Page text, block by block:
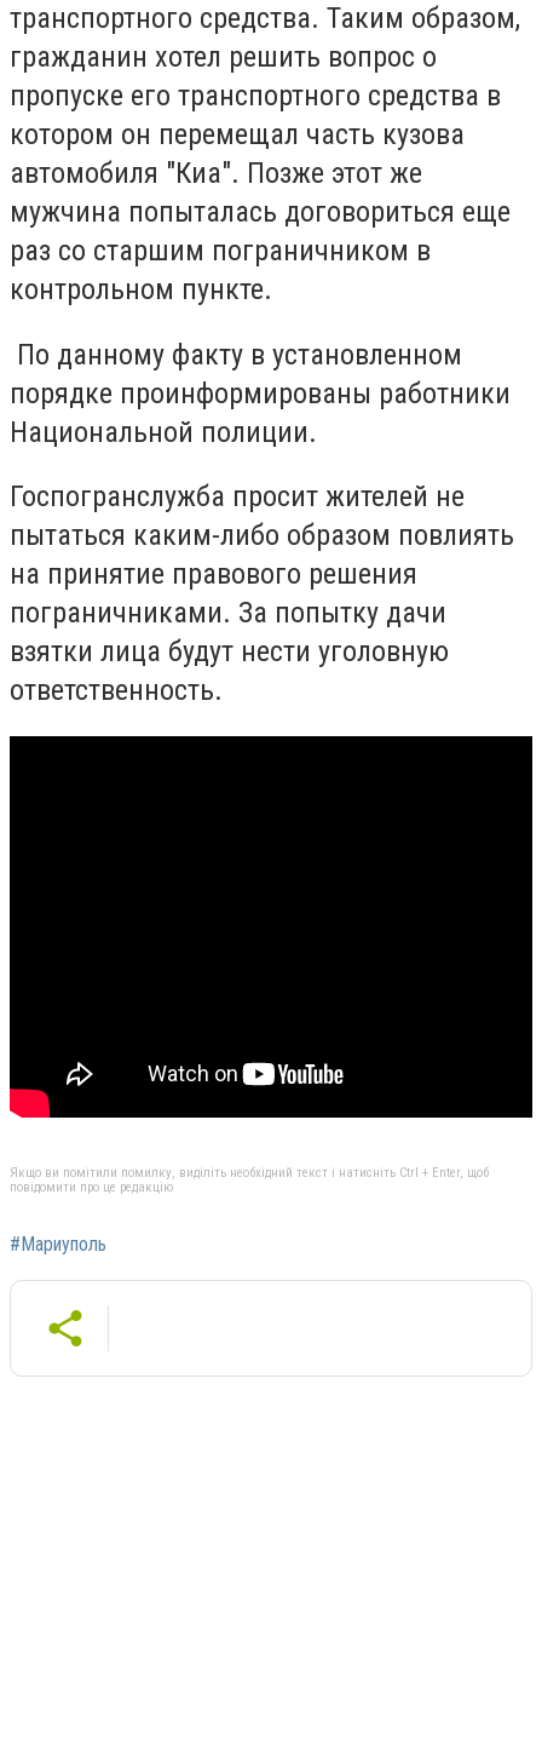
транспортного средства. Таким образом,
гражданин хотел решить вопрос о
пропуске его транспортного средства в
котором он перемещал часть кузова
автомобиля "Киа". Позже этот же
мужчина попыталась договориться еще
раз со старшим пограничником в
контрольном пункте.
По данному факту в установленном
порядке проинформированы работники
Национальной полиции.
Госпогранслужба просит жителей не
пытаться каким-либо образом повлиять
на принятие правового решения
пограничниками. За попытку дачи
взятки лица будут нести уголовную
ответственность.
Якщо ви помітили помилку, виділіть необхідний текст і натисніть Ctrl + Enter, щоб
повідомити про це редакцію
#Мариуполь